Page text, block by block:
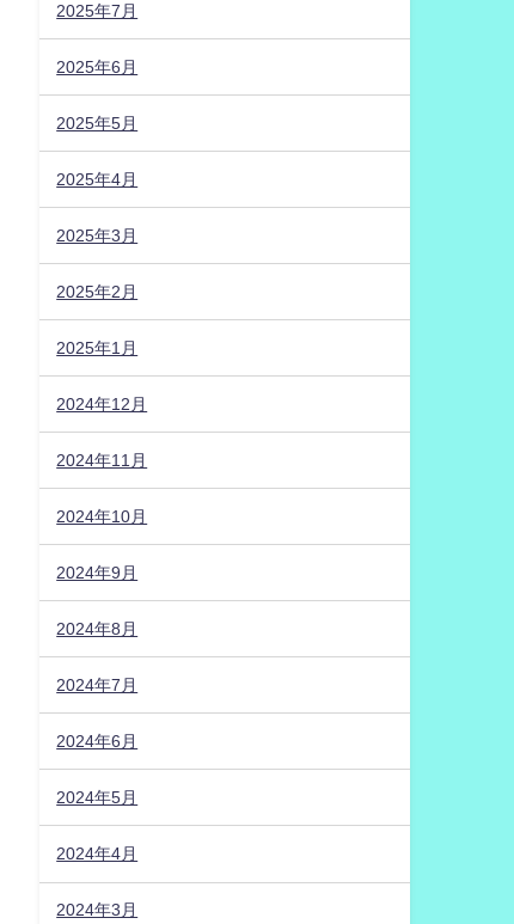
2025年7月
2025年6月
2025年5月
2025年4月
2025年3月
2025年2月
2025年1月
2024年12月
2024年11月
2024年10月
2024年9月
2024年8月
2024年7月
2024年6月
2024年5月
2024年4月
2024年3月